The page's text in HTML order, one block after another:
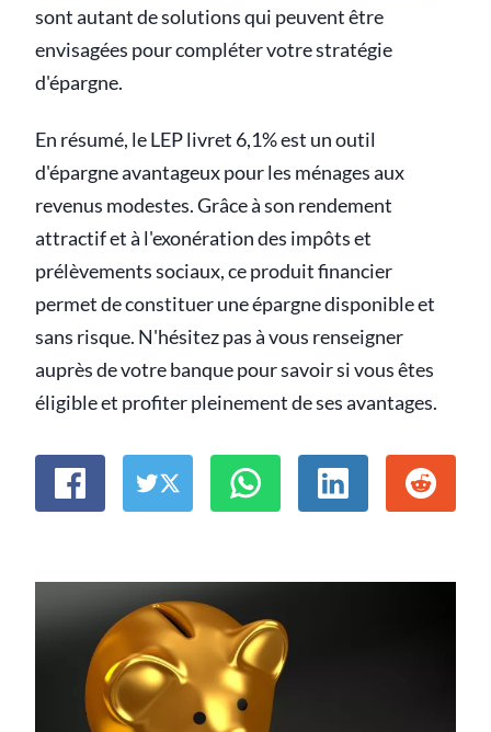
sont autant de solutions qui peuvent être
envisagées pour compléter votre stratégie
d'épargne.
En résumé, le LEP livret 6,1% est un outil
d'épargne avantageux pour les ménages aux
revenus modestes. Grâce à son rendement
attractif et à l'exonération des impôts et
prélèvements sociaux, ce produit financier
permet de constituer une épargne disponible et
sans risque. N'hésitez pas à vous renseigner
auprès de votre banque pour savoir si vous êtes
éligible et profiter pleinement de ses avantages.